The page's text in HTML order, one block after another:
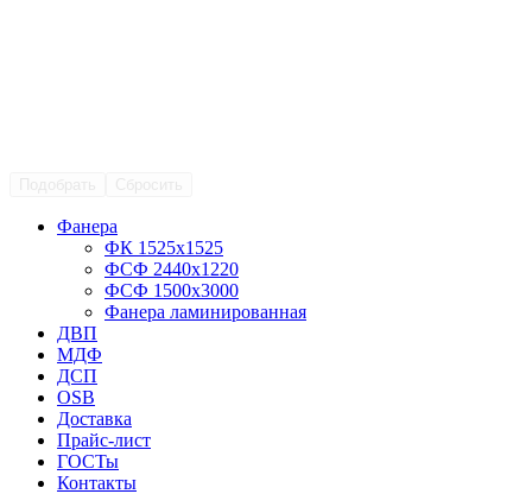
Фанера
ФК 1525х1525
ФСФ 2440х1220
ФСФ 1500х3000
Фанера ламинированная
ДВП
МДФ
ДСП
OSB
Доставка
Прайс-лист
ГОСТы
Контакты